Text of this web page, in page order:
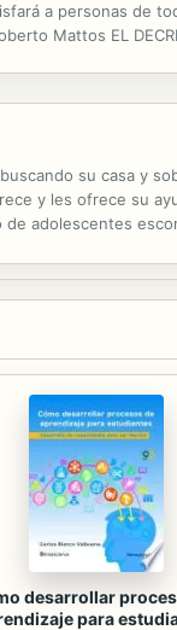
a personas de
Mattos EL
su casa y
y les ofrece su
adolescentes
desarrollar
para